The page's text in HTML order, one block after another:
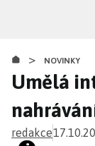
obsahu
> NOVINKY
Umělá
redakce